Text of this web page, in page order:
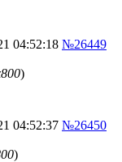
04:52:18 №26449
)
04:52:37 №26450
)